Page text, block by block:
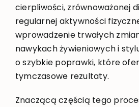
cierpliwości, zrównoważonej
regularnej aktywności
wprowadzenie trwałych
nawykach żywieniowych i
o szybkie poprawki, które
tymczasowe rezultaty.
Znaczącą częścią tego